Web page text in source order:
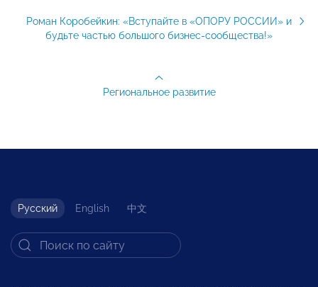
Роман Коробейкин: «Вступайте в «ОПОРУ РОССИИ» и
будьте частью большого бизнес-сообщества!»
Региональное развитие
Русский English 中文